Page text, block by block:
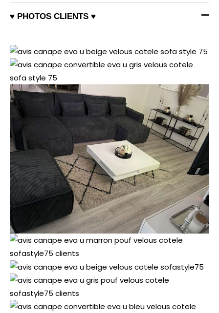
♥ PHOTOS CLIENTS ♥